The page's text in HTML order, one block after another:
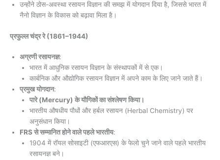
उन्होंने ठोस-अवस्था रसायन विज्ञान की समझ में योगदान दिया है, जिससे भारत में
नैनो विज्ञान के विकास को बढ़ावा मिला है।
प्रफुल्ल चंद्र रे(1861–1944)
अग्रणी रसायनज्ञ:
भारत में आधुनिक रसायन विज्ञान के संस्थापकों में से एक।
कार्बनिक और औद्योगिक रसायन विज्ञान में अपने काम के लिए जाने जाते हैं।
प्रमुख योगदान:
पारे (Mercury) के यौगिकों का संश्लेषण किया।
भारतीय औषधीय पौधों और हर्बल रसायन (Herbal Chemistry) पर
अनुसंधान किया।
FRS से सम्मानित होने वाले पहले भारतीय:
1904 में रॉयल सोसाइटी (एफआरएस) के फेलो चुने जाने वाले पहले भारतीय
रसायनज्ञ बने।